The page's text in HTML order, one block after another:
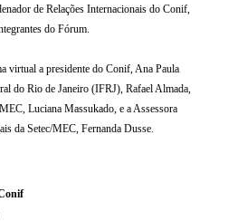
de Relações Internacionais do Conif,
do Fórum.
virtual a presidente do Conif, Ana Paula
do Rio de Janeiro (IFRJ), Rafael Almada,
Luciana Massukado, e a Assessora
da Setec/MEC, Fernanda Dusse.